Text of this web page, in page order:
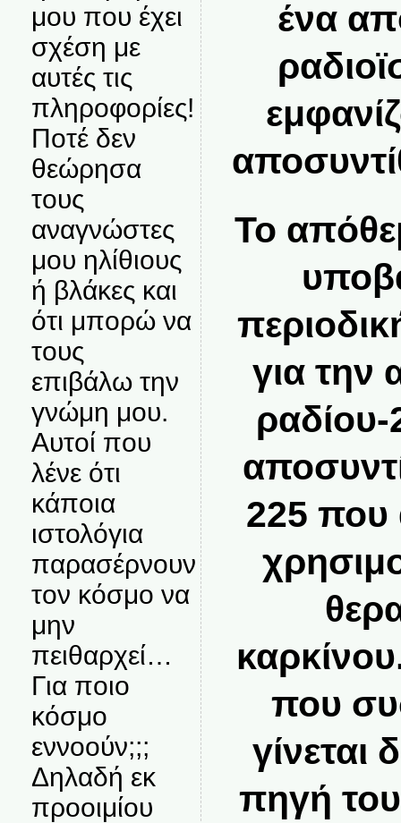
μου που έχει
σχέση με
αυτές τις
πληροφορίες!
Ποτέ δεν
θεώρησα
τους
αναγνώστες
μου ηλίθιους
ή βλάκες και
ότι μπορώ να
τους
επιβάλω την
γνώμη μου.
Αυτοί που
λένε ότι
κάποια
ιστολόγια
παρασέρνουν
τον κόσμο να
μην
πειθαρχεί…
Για ποιο
κόσμο
εννοούν;;;
Δηλαδή εκ
προοιμίου
ένα
Το
για την
ραδίου-
225 που
που
γίνεται
πηγή